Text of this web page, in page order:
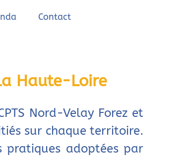
Contact
Haute-Loire
Nord-Velay Forez et
sur chaque territoire.
pratiques adoptées par